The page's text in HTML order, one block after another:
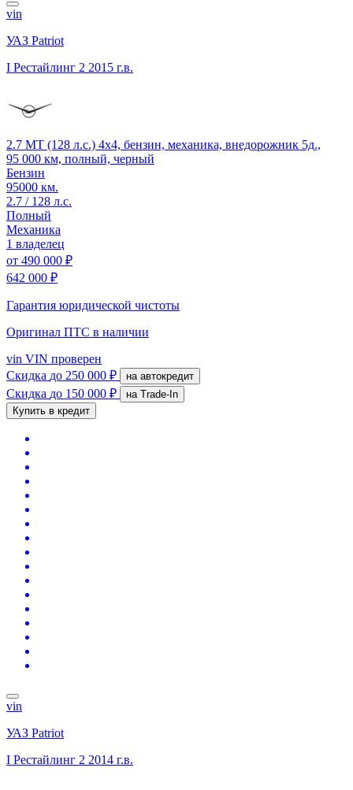
vin
УАЗ Patriot
I Рестайлинг 2 2015 г.в.
2.7 MT (128 л.с.) 4x4, бензин, механика, внедорожник 5д.,
95 000 км, полный, черный
Бензин
95000 км.
2.7 / 128 л.с.
Полный
Механика
1 владелец
от 490 000 ₽
642 000 ₽
Гарантия юридической чистоты
Оригинал ПТС в наличии
vin VIN проверен
Скидка до 250 000 ₽ на автокредит
Скидка до 150 000 ₽
на Trade-In
Купить в кредит
vin
УАЗ Patriot
I Рестайлинг 2 2014 г.в.